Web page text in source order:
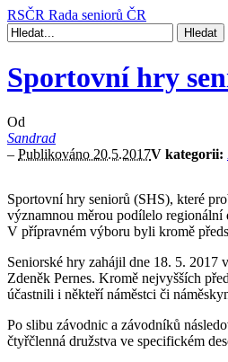
RSČR Rada seniorů ČR
Sportovní hry
Od
Sandrad
– Publikováno 20.5.2017V kategorii:
Sportovní hry seniorů (SHS), které
významnou měrou podílelo
V přípravném výboru byli kromě
Seniorské hry zahájil dne 18. 5. 2017
Zdeněk Pernes. Kromě nejvyšších
účastnili i někteří náměstci či
Po slibu závodnic a závodníků
čtyřčlenná družstva ve specifickém